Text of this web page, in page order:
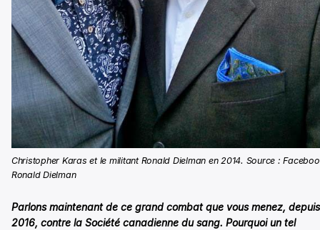
Christopher Karas et le militant Ronald Dielman en 2014. Source :
Ronald Dielman
Parlons maintenant de ce grand combat que vous menez, depuis
2016, contre la Société canadienne du sang. Pourquoi un tel